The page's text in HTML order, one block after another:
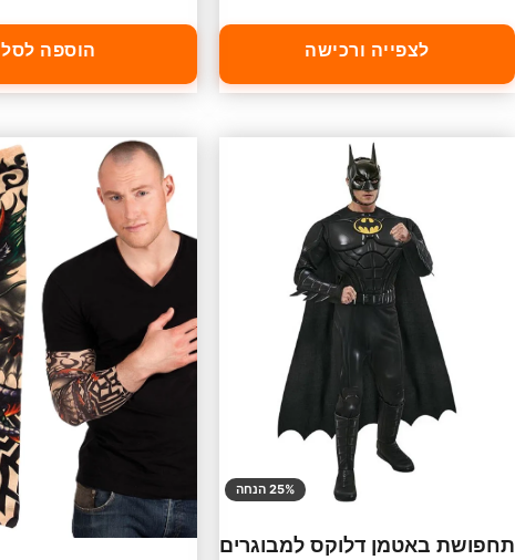
לצפייה ורכישה הוספה לסל
25% הנחה
תחפושת באטמן דלוקס למבוגרים